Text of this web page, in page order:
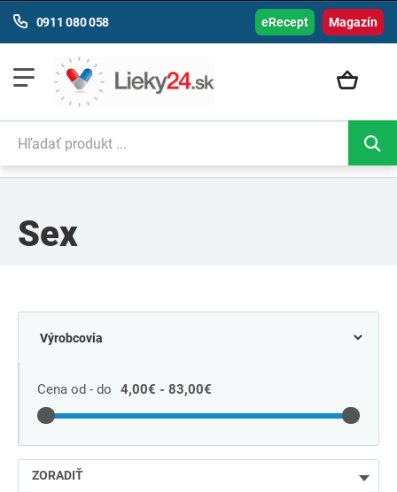
Magazín
0911 080 058 eRecept
Sex
Cena od - do 4,00€ - 83,00€
ZORADIŤ